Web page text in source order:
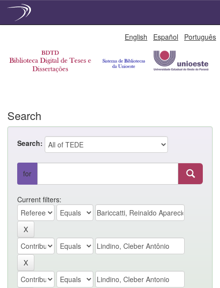
English Español Português
Search
Search:
for
Current filters: